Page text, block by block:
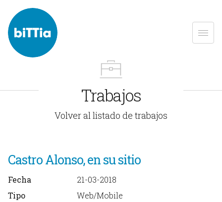
Trabajos
Volver al listado de trabajos
Castro Alonso, en su sitio
Fecha
21-03-2018
Tipo
Web/Mobile